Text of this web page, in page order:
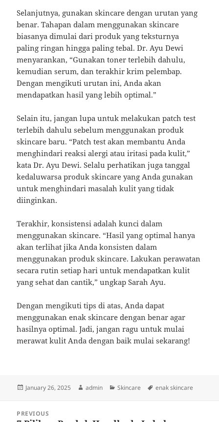
Selanjutnya, gunakan skincare dengan urutan yang
benar. Tahapan dalam menggunakan skincare
biasanya dimulai dari produk yang teksturnya
paling ringan hingga paling tebal. Dr. Ayu Dewi
menyarankan, “Gunakan toner terlebih dahulu,
kemudian serum, dan terakhir krim pelembap.
Dengan mengikuti urutan ini, Anda akan
mendapatkan hasil yang lebih optimal.”
Selain itu, jangan lupa untuk melakukan patch test
terlebih dahulu sebelum menggunakan produk
skincare baru. “Patch test akan membantu Anda
menghindari reaksi alergi atau iritasi pada kulit,”
kata Dr. Ayu Dewi. Selalu perhatikan juga tanggal
kedaluwarsa produk skincare yang Anda gunakan
untuk menghindari masalah kulit yang tidak
diinginkan.
Terakhir, konsistensi adalah kunci dalam
menggunakan skincare. “Hasil yang optimal hanya
akan terlihat jika Anda konsisten dalam
menggunakan produk skincare. Lakukan perawatan
secara rutin setiap hari untuk mendapatkan kulit
yang sehat dan cantik,” ungkap Sarah Ayu.
Dengan mengikuti tips di atas, Anda dapat
menggunakan enak skincare dengan benar agar
hasilnya optimal. Jadi, jangan ragu untuk mulai
merawat kulit Anda dengan baik mulai sekarang!
Posted
January 26, 2025 Author
admin Categories
Skincare Tags
enak skincare
navigation
PREVIOUS